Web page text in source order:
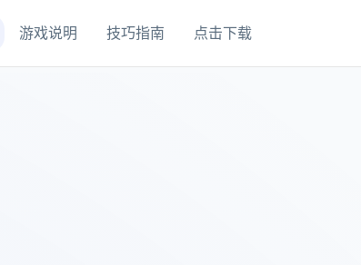
游戏说明 技巧指南 点击下载